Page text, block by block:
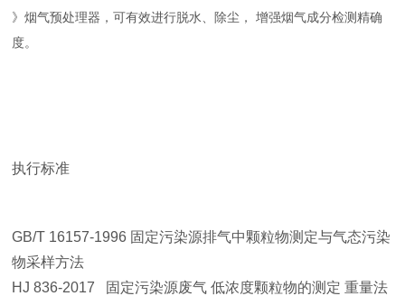
》烟气预处理器，可有效进行脱水、除尘， 增强烟气成分检测精确
度。
执行标准
GB/T 16157-1996 固定污染源排气中颗粒物测定与气态污染
物采样方法
HJ 836-2017 固定污染源废气 低浓度颗粒物的测定 重量法